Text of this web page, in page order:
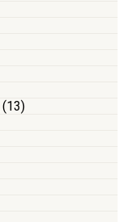
(13)